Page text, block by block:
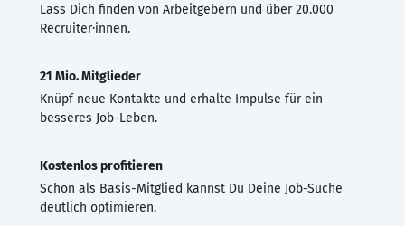
Lass Dich finden von Arbeitgebern und über 20.000
Recruiter·innen.
21 Mio. Mitglieder
Knüpf neue Kontakte und erhalte Impulse für ein
besseres Job-Leben.
Kostenlos profitieren
Schon als Basis-Mitglied kannst Du Deine Job-Suche
deutlich optimieren.